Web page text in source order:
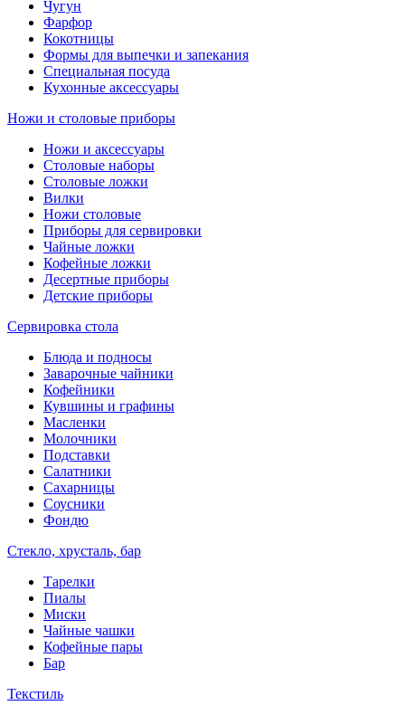
Чугун
Фарфор
Кокотницы
Формы для выпечки и запекания
Специальная посуда
Кухонные аксессуары
Ножи и столовые приборы
Ножи и аксессуары
Столовые наборы
Столовые ложки
Вилки
Ножи столовые
Приборы для сервировки
Чайные ложки
Кофейные ложки
Десертные приборы
Детские приборы
Сервировка стола
Блюда и подносы
Заварочные чайники
Кофейники
Кувшины и графины
Масленки
Молочники
Подставки
Салатники
Сахарницы
Соусники
Фондю
Стекло, хрусталь, бар
Тарелки
Пиалы
Миски
Чайные чашки
Кофейные пары
Бар
Текстиль